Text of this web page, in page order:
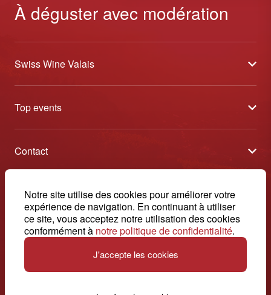
Notre site utilise des cookies pour améliorer votre
expérience de navigation. En continuant à utiliser
ce site, vous acceptez notre utilisation des cookies
conformément à notre politique de confidentialité.
J'accepte les cookies
À déguster avec modération
Swiss Wine Valais
À propos
Blog
Top events
Caves Ouvertes
Tavolata
Etoiles du Valais
Contact
Swiss Wine Valais - Avenue de la Gare 2 - CP 144 - 1964
+41 27 345 40 80
info@swisswinevalais.ch
Impressum
français